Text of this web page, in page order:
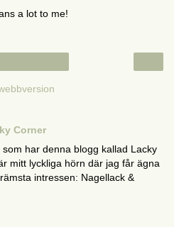
a lot to me!
Corner
har denna blogg kallad Lacky
mitt lyckliga hörn där jag får ägna
intressen: Nagellack &